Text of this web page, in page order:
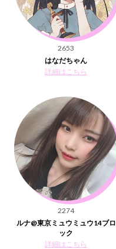
2653
はなだちゃん
詳細はこちら
2274
ルナ@東京ミュウミュウ14ブロ
ック
詳細はこちら